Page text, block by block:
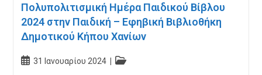
Πολυπολιτισμική Ημέρα Παιδικού Βίβλου
2024 στην Παιδική – Εφηβική Βιβλιοθήκη
Δημοτικού Κήπου Χανίων
Post31 Ιανουαρίου 2024
Post